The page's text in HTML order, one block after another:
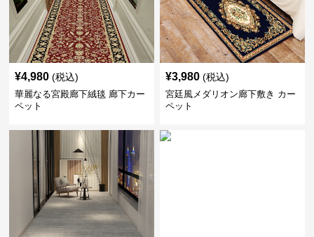
¥4,980 (税込)
華麗なる宮殿廊下絨毯 廊下カー
ペット
¥3,980 (税込)
宮廷風メダリオン廊下敷き カー
ペット